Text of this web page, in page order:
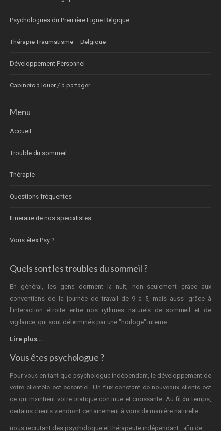
Psychologues du Première Ligne Belgique
Thérapie Traumatisme – Belgique
Développement Personnel
Cabinets à louer / à partager
Menu
Accueil
Trouble du sommeil
Thérapie
Questions fréquentes
Itinéraire de nos spécialistes
Vous êtes Psy ?
Quels sont les troubles du sommeil ?
En général, les gens dorment la nuit, non seulement grâce aux
conventions de la journée de travail de 9 à 5, mais aussi grâce à
l'interaction étroite entre nos rythmes naturels de sommeil et de
vigilance, qui sont déterminés par une "horloge" interne...
Lire plus...
Vous êtes psychologue ?
Pour vous en tant que psychologue indépendant, le développement de
votre clientèle est essentiel. Un flux constant de nouveaux clients est
ce qui maintient votre pratique continue et croissante. Au fil du temps,
certains clients viendront certainement à vous de manière naturelle.
nous recrutant des psychologue et thérapeute indépendant , afin de